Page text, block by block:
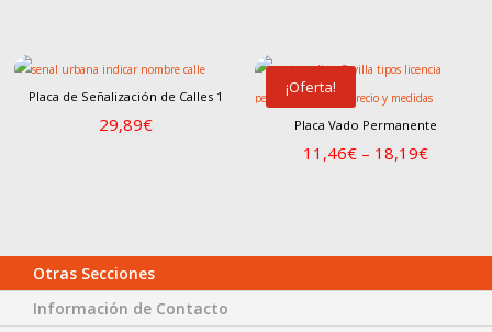
Placa de Señalización de Calles 1
29,89€
¡Oferta!
Placa Vado Permanente
11,46€ – 18,19€
Otras Secciones
Información de Contacto